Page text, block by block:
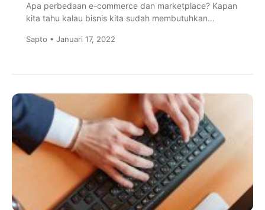
Apa perbedaan e-commerce dan marketplace? Kapan
kita tahu kalau bisnis kita sudah membutuhkan
Sapto • Januari 17, 2022